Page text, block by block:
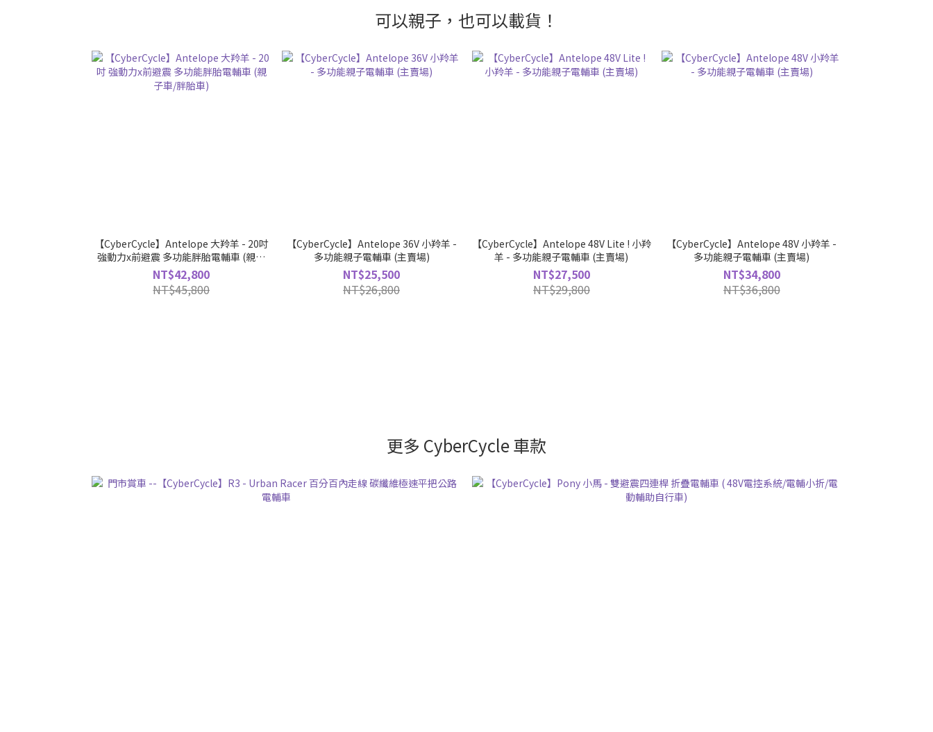
可以親子，也可以載貨！
【CyberCycle】Antelope 大羚羊 - 20吋
強動力x前避震 多功能胖胎電輔車 (親子
車/胖胎車)
NT$42,800
NT$45,800
【CyberCycle】Antelope 36V 小羚羊 -
多功能親子電輔車 (主賣場)
NT$25,500
NT$26,800
【CyberCycle】Antelope 48V Lite ! 小羚
羊 - 多功能親子電輔車 (主賣場)
NT$27,500
NT$29,800
【CyberCycle】Antelope 48V 小羚羊 -
多功能親子電輔車 (主賣場)
NT$34,800
NT$36,800
更多 CyberCycle 車款